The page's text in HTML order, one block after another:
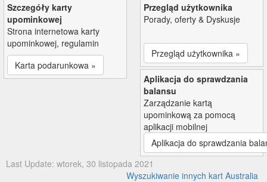
Szczegóły karty
upominkowej
Strona internetowa karty
upominkowej, regulamin
Karta podarunkowa »
Przegląd użytkownika
Porady, oferty & Dyskusje
Przegląd użytkownika »
Aplikacja do sprawdzania
balansu
Zarządzanie kartą
upominkową za pomocą
aplikacji mobilnej
Aplikacja do sprawdzania
Last Update: wtorek, 30 listopada 2021
Wyszukiwanie innych kart Australia